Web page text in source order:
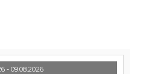
- 09.08.2026